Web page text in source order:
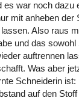
war noch
mit anheben
Also raus
und das
auftrennen
Was aber
Schneiderin
auf den